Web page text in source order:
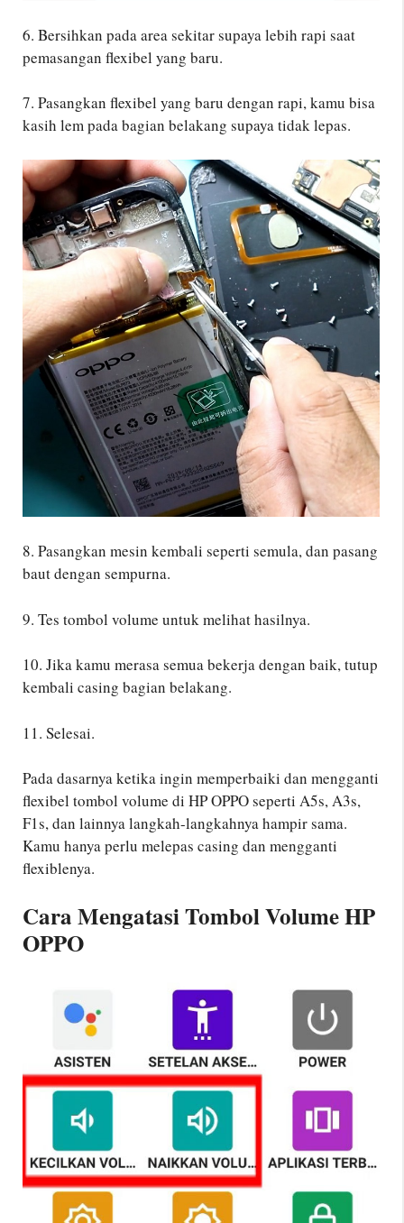
6. Bersihkan pada area sekitar supaya lebih rapi saat
pemasangan flexibel yang baru.
7. Pasangkan flexibel yang baru dengan rapi, kamu bisa
kasih lem pada bagian belakang supaya tidak lepas.
8. Pasangkan mesin kembali seperti semula, dan pasang
baut dengan sempurna.
9. Tes tombol volume untuk melihat hasilnya.
10. Jika kamu merasa semua bekerja dengan baik, tutup
kembali casing bagian belakang.
11. Selesai.
Pada dasarnya ketika ingin memperbaiki dan mengganti
flexibel tombol volume di HP OPPO seperti A5s, A3s,
F1s, dan lainnya langkah-langkahnya hampir sama.
Kamu hanya perlu melepas casing dan mengganti
flexiblenya.
Cara Mengatasi Tombol Volume HP
OPPO